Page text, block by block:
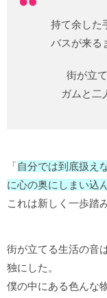
持て余した
バスが来る
街が立
ガムと
「自分では到底扱え
に心の奥にしまい込
これは新しく一歩踏
街が立てる生活の音
独にした。
僕の中にある色んな